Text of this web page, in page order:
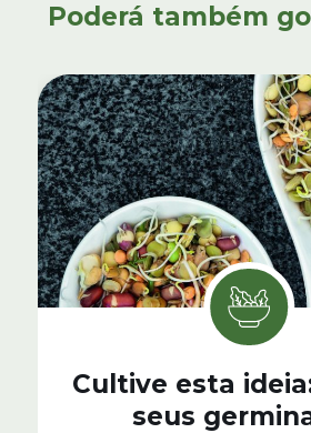
Poderá também
Cultive esta
seus